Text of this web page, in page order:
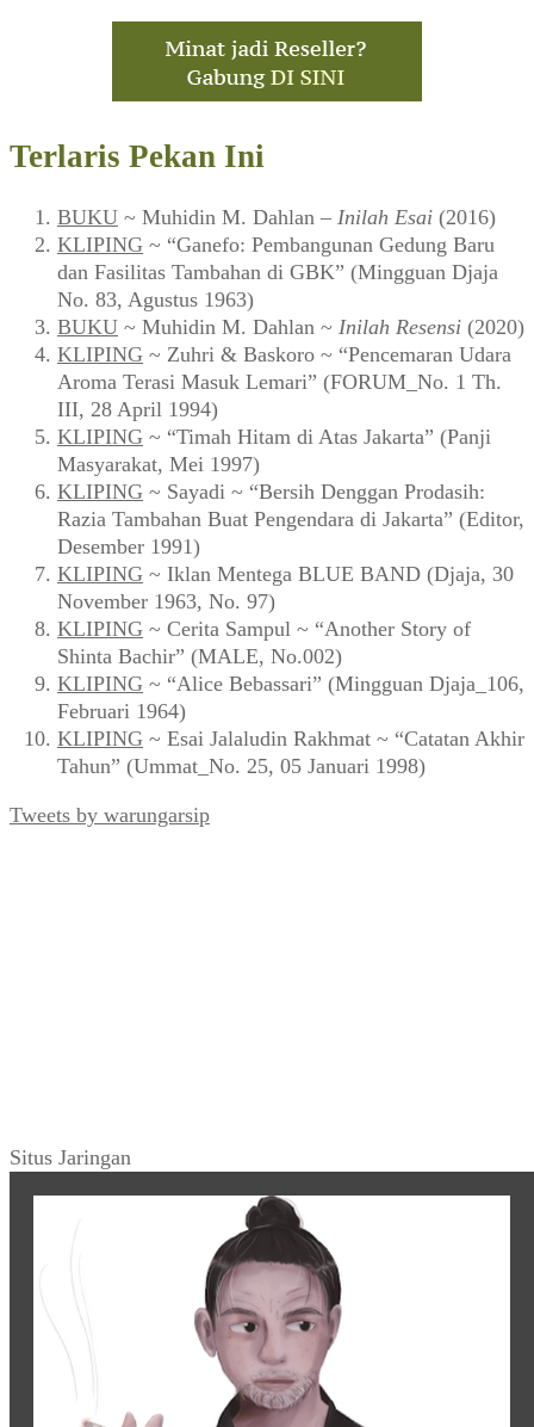
Terlaris Pekan Ini
BUKU ~ Muhidin M. Dahlan – Inilah Esai (2016)
KLIPING ~ “Ganefo: Pembangunan Gedung Baru
dan Fasilitas Tambahan di GBK” (Mingguan Djaja
No. 83, Agustus 1963)
BUKU ~ Muhidin M. Dahlan ~ Inilah Resensi (2020)
KLIPING ~ Zuhri & Baskoro ~ “Pencemaran Udara
Aroma Terasi Masuk Lemari” (FORUM_No. 1 Th.
III, 28 April 1994)
KLIPING ~ “Timah Hitam di Atas Jakarta” (Panji
Masyarakat, Mei 1997)
KLIPING ~ Sayadi ~ “Bersih Denggan Prodasih:
Razia Tambahan Buat Pengendara di Jakarta” (Editor,
Desember 1991)
KLIPING ~ Iklan Mentega BLUE BAND (Djaja, 30
November 1963, No. 97)
KLIPING ~ Cerita Sampul ~ “Another Story of
Shinta Bachir” (MALE, No.002)
KLIPING ~ “Alice Bebassari” (Mingguan Djaja_106,
Februari 1964)
KLIPING ~ Esai Jalaludin Rakhmat ~ “Catatan Akhir
Tahun” (Ummat_No. 25, 05 Januari 1998)
Tweets by warungarsip
Situs Jaringan